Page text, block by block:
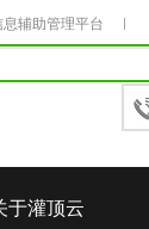
息辅助管理平台
于灌顶云